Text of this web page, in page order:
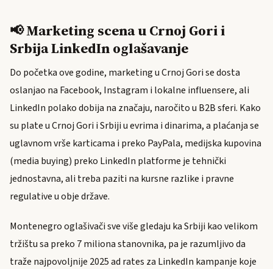
📢 Marketing scena u Crnoj Gori i
Srbija LinkedIn oglašavanje
Do početka ove godine, marketing u Crnoj Gori se dosta
oslanjao na Facebook, Instagram i lokalne influensere, ali
LinkedIn polako dobija na značaju, naročito u B2B sferi. Kako
su plate u Crnoj Gori i Srbiji u evrima i dinarima, a plaćanja se
uglavnom vrše karticama i preko PayPala, medijska kupovina
(media buying) preko LinkedIn platforme je tehnički
jednostavna, ali treba paziti na kursne razlike i pravne
regulative u obje države.
Montenegro oglašivači sve više gledaju ka Srbiji kao velikom
tržištu sa preko 7 miliona stanovnika, pa je razumljivo da
traže najpovoljnije 2025 ad rates za LinkedIn kampanje koje